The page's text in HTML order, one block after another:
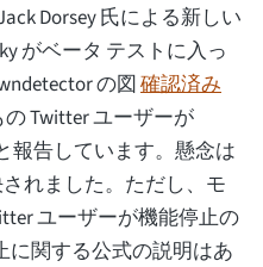
Dorsey 氏による新しい
がベータ テストに入っ
の図確認済み
Twitter ユーザーが
報告しています。懸念は
れました。ただし、モ
ユーザーが機能停止の
関する公式の説明はあ